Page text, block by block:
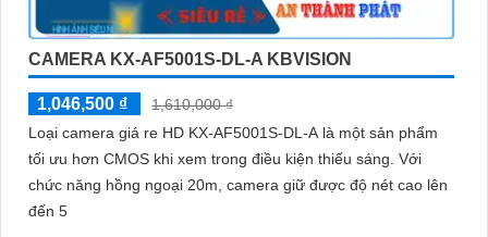
CAMERA KX-AF5001S-DL-A KBVISION
1,046,500 ₫
1,610,000 ₫
Loại camera giá re HD KX-AF5001S-DL-A là một sản phẩm
tối ưu hơn CMOS khi xem trong điều kiện thiếu sáng. Với
chức năng hồng ngoại 20m, camera giữ được độ nét cao lên
đến 5